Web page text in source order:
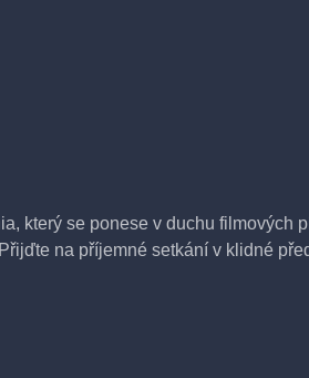
který se ponese v duchu filmových
na příjemné setkání v klidné